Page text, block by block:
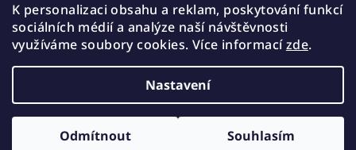
K personalizaci obsahu a reklam, poskytování funkcí
sociálních médií a analýze naší návštěvnosti
využíváme soubory cookies. Více informacízde.
Nastavení
Odmítnout Souhlasím
Zásady ochrany osobních údajů
Vrácení a výměna zboží
Upravit nastavení cookies